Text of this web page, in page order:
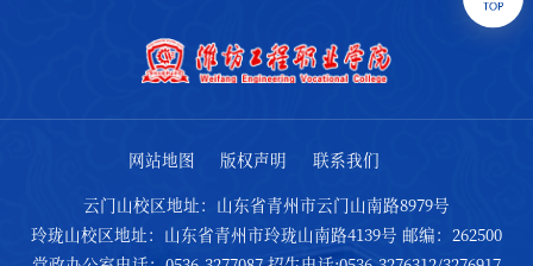
网站地图 版权声明
联系我们
云门山校区地址：山东省青州市云门山南路8979号
玲珑山校区地址：山东省青州市玲珑山南路4139号 邮编：262500